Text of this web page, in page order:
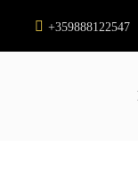
+359888122547